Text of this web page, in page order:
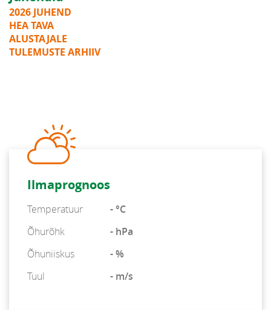
2026 JUHEND
HEA TAVA
ALUSTAJALE
TULEMUSTE ARHIIV
Ilmaprognoos
Temperatuur
- °C
Õhurõhk
- hPa
Õhuniiskus
- %
Tuul
- m/s